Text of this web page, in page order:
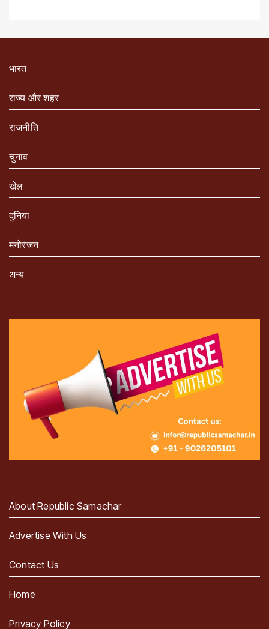
भारत
राज्य और शहर
राजनीति
चुनाव
खेल
दुनिया
मनोरंजन
अन्य
About Republic Samachar
Advertise With Us
Contact Us
Home
Privacy Policy